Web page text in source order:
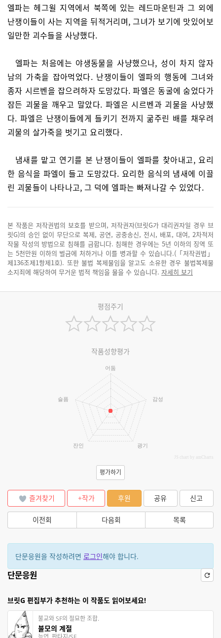
엘파는 헤그윌 지역에서 북쪽에 있는 레드마운틴과 그 외에
난쟁이들이 사는 지역을 뒤적거리며, 그녀가 보기에 맛있어보
일만한 괴수들을 사냥했다.
엘파는 처음에는 야생동물을 사냥했으나, 성이 차지 않자
남의 가축을 잡아먹었다. 난쟁이들이 엘파의 행동에 그녀와
종자 시르벤을 잡으려하자 도망갔다. 파엘은 동굴에 숨었다가
잠든 괴물을 깨우고 말았다. 파엘은 시르벤과 괴물을 사냥했
다. 파엘은 난쟁이들에게 들키기 전까지 굶주린 배를 채우려
괴물의 살가죽을 벗기고 요리했다.
냄새를 맡고 연기를 본 난쟁이들이 엘파를 찾아내고, 요리
한 음식을 파엘이 들고 도망갔다. 요리한 음식의 냄새에 이끌
린 괴물들이 나타나고, 그 덕에 엘파는 빠져나갈 수 있었다.
본 작품은 저작권법의 보호를 받으며, 저작권자(브릿G가 대리권자일 경우 브
릿G)의 승인 없이 무단으로 복제, 공연, 공중송신, 전시, 배포, 대여, 2차적저
작물 작성의 방법으로 침해를 금합니다. 침해한 경우에는 5년 이하의 징역 또
는 5천만원 이하의 벌금에 처하거나 이를 병과할 수 있습니다.(「저작권법」
제136조제1항제1호). 또한 불법 복제물임을 알고도 소유한 경우 불법복제물
소지죄에 해당하여 무거운 법적 책임을 물을 수 있습니다. 자세히 보기
평점주기
작품성향평가
어둠
감성
광기
잔인
슬픔
JS chart by amCharts
평가하기
즐겨찾기 +작가 후원 공유 신고
이전회 다음회 목록
단문응원을 작성하려면 로그인해야 합니다.
단문응원
브릿G 편집부가 추천하는 이 작품도 읽어보세요!
불교와 SF의 절묘한 조합.
불모의 계절